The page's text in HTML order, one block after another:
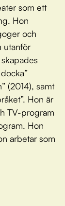
som ett
Hon
och
utanför
(2014), samt
Hon är
TV-program
Hon
arbetar som